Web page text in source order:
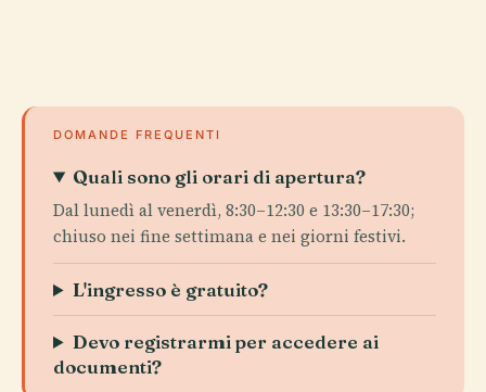
DOMANDE FREQUENTI
Quali sono gli orari di apertura?
Dal lunedì al venerdì, 8:30–12:30 e 13:30–17:30;
chiuso nei fine settimana e nei giorni festivi.
L'ingresso è gratuito?
Devo registrarmi per accedere ai
documenti?